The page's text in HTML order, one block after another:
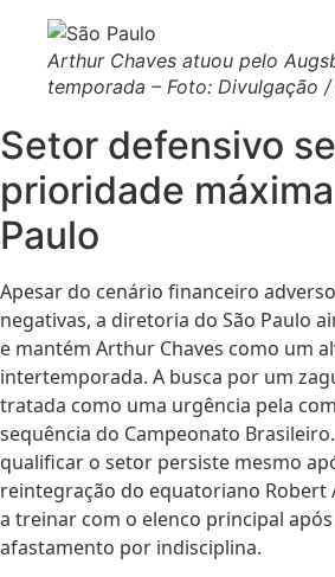
Arthur Chaves atuou pelo
temporada – Foto: Divulgação
Setor defensivo
prioridade
Paulo
Apesar do cenário financeiro
negativas, a diretoria do São Paulo
e mantém Arthur Chaves como um
intertemporada. A busca por um
tratada como uma urgência pela
sequência do Campeonato
qualificar o setor persiste mesmo
reintegração do equatoriano Robert
a treinar com o elenco principal
afastamento por indisciplina.